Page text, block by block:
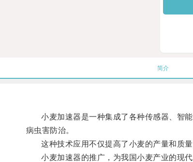
简介
小麦加速器是一种集成了各种传感器、智能
病虫害防治。
这种技术应用不仅提高了小麦的产量和质量
小麦加速器的推广，为我国小麦产业的现代